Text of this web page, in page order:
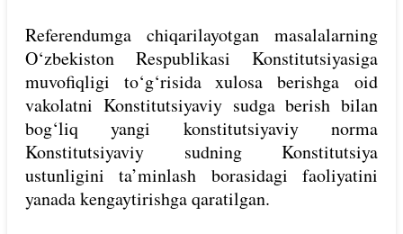
Referendumga chiqarilayotgan masalalarning
O‘zbekiston Respublikasi Konstitutsiyasiga
muvofiqligi to‘g‘risida xulosa berishga oid
vakolatni Konstitutsiyaviy sudga berish bilan
bog‘liq yangi konstitutsiyaviy norma
Konstitutsiyaviy sudning Konstitutsiya
ustunligini ta’minlash borasidagi faoliyatini
yanada kengaytirishga qaratilgan.